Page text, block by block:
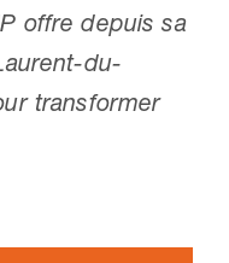
offre depuis sa
du-
transformer